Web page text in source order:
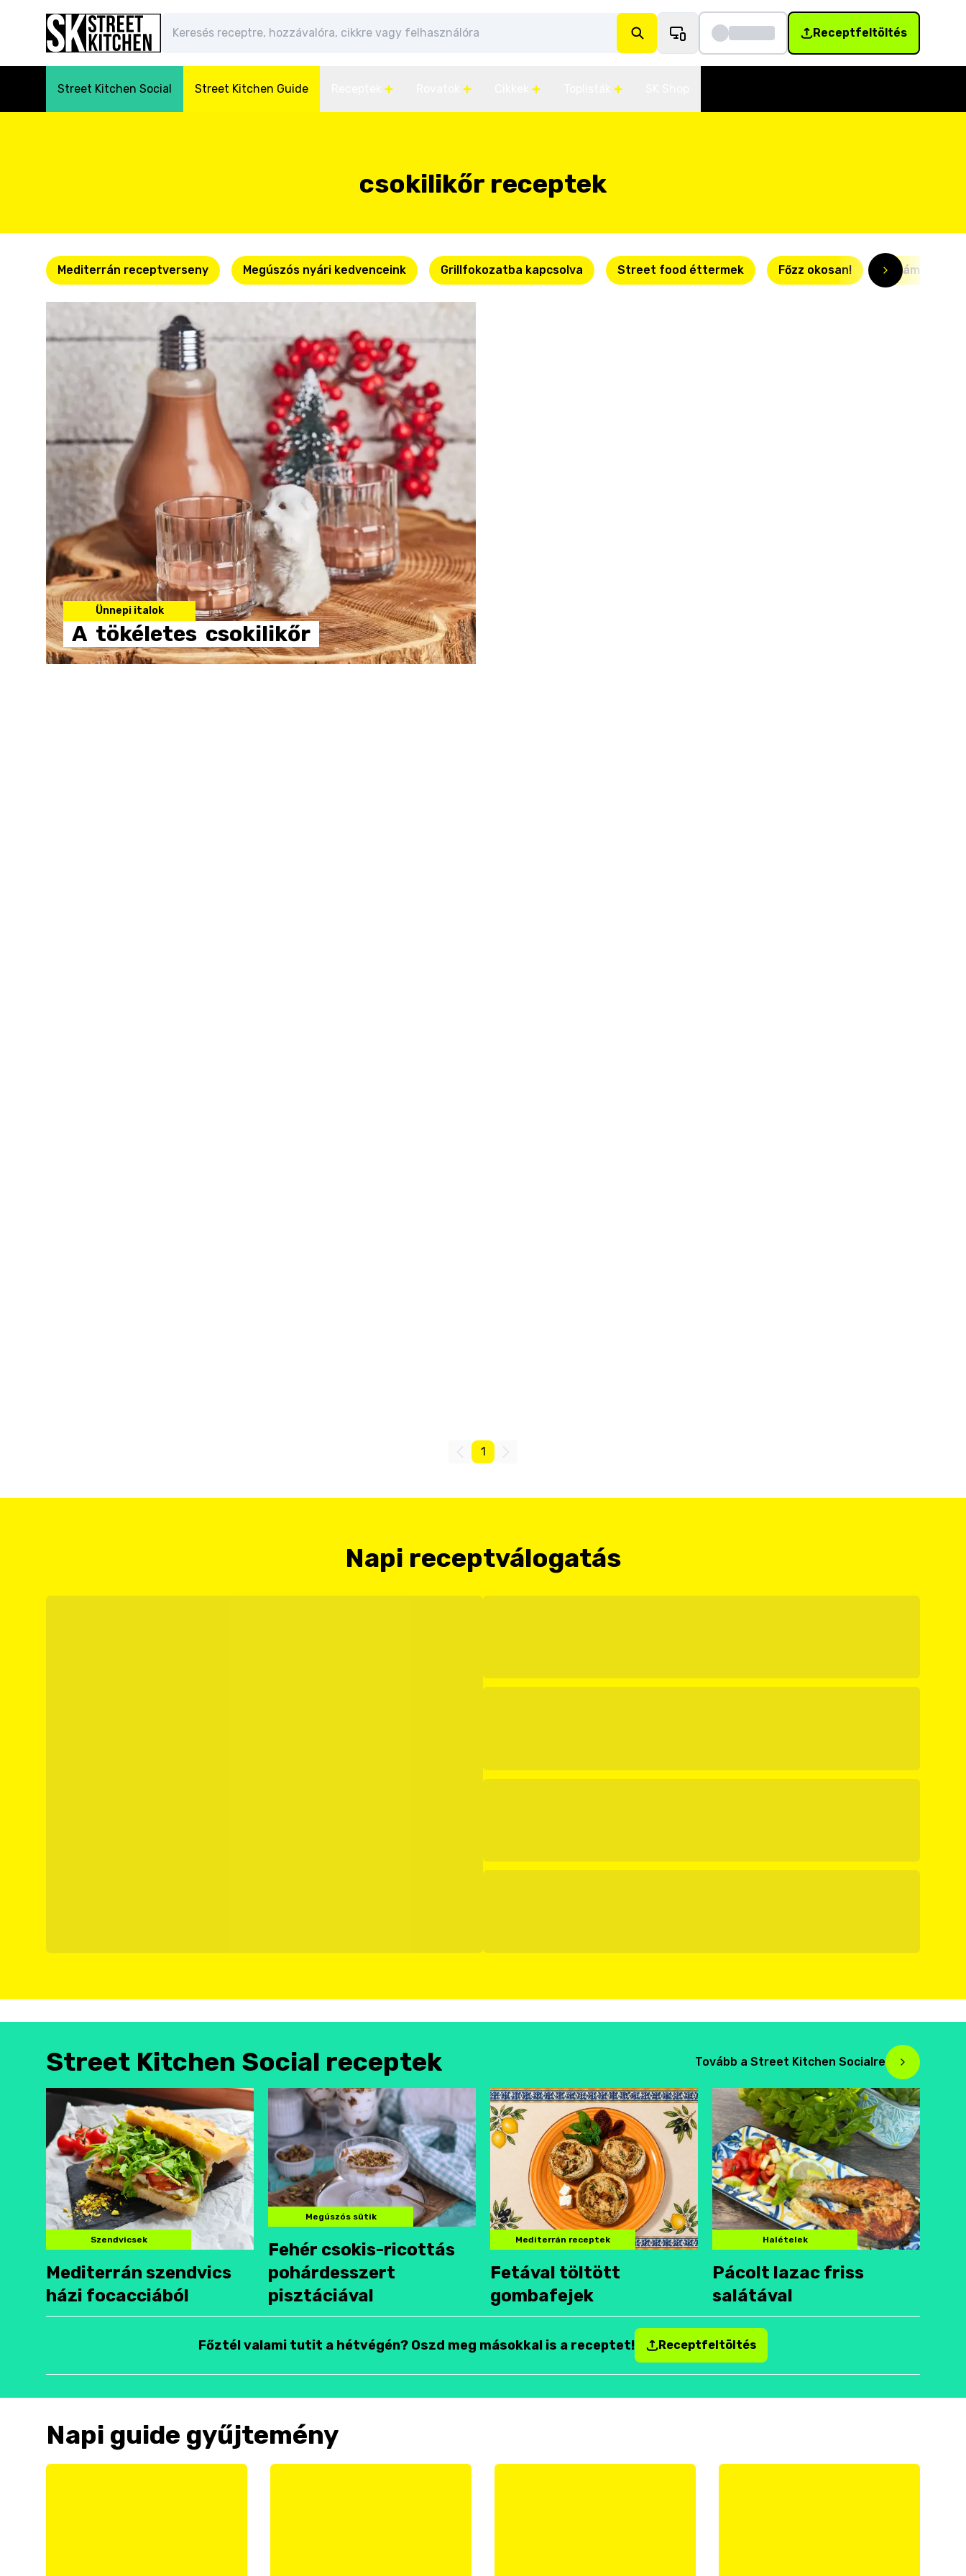
Receptfeltöltés
Street Kitchen Social Street Kitchen Guide
csokilikőr receptek
Mediterrán receptverseny Megúszós nyári kedvenceink Grillfokozatba kapcsolva Street food éttermek Főzz okosan! Villámgyors
Ünnepi italok
A tökéletes csokilikőr
1
Napi receptválogatás
Street Kitchen Social receptek Tovább a Street Kitchen Socialre
Szendvicsek
Mediterrán szendvics
házi focacciából
Megúszós sütik
Fehér csokis-ricottás
pohárdesszert
pisztáciával
Mediterrán receptek
Fetával töltött
gombafejek
Halételek
Pácolt lazac friss
salátával
Főztél valami tutit a hétvégén? Oszd meg másokkal is a receptet! Receptfeltöltés
Napi guide gyűjtemény